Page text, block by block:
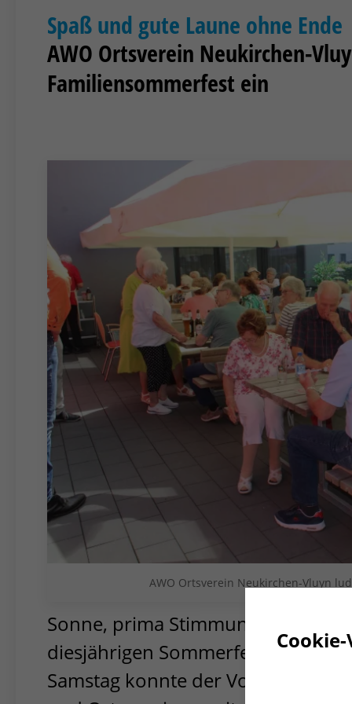
Spaß und gute Laune ohne Ende
AWO Ortsverein Neukirchen-
Familiensommerfest ein
AWO Ortsverein Neukirchen-Vluyn
Sonne, prima Stimmung, gut
diesjährigen Sommerfest des
Samstag konnte der